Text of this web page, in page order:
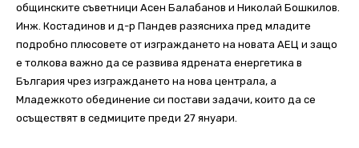
общинските съветници Асен Балабанов и Николай Бошкилов.
Инж. Костадинов и д-р Пандев разясниха пред младите
подробно плюсовете от изграждането на новата АЕЦ и защо
е толкова важно да се развива ядрената енергетика в
България чрез изграждането на нова централа, а
Младежкото обединение си постави задачи, които да се
осъществят в седмиците преди 27 януари.